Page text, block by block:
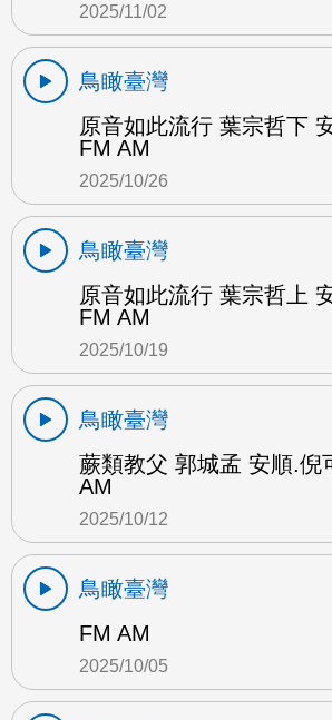
2025/11/02
鳥瞰臺灣
原音如此流行 葉宗哲下
FM AM
2025/10/26
鳥瞰臺灣
原音如此流行 葉宗哲上
FM AM
2025/10/19
鳥瞰臺灣
蕨類教父 郭城孟 安順.倪
AM
2025/10/12
鳥瞰臺灣
FM AM
2025/10/05